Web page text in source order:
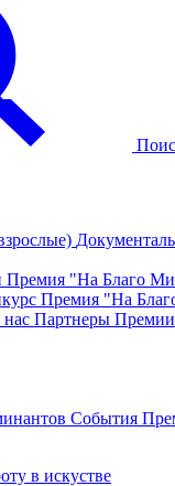
Премия "На Благо
Премия "На
Партнеры Премии
События
в искустве